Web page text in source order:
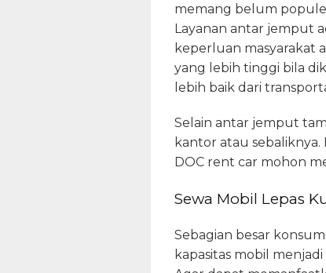
memang belum
Layanan antar jemput
keperluan masyarakat
yang lebih tinggi bila
lebih baik dari
Selain antar jemput
kantor atau
DOC rent car mohon
Sewa Mobil Lepas
Sebagian besar
kapasitas mobil